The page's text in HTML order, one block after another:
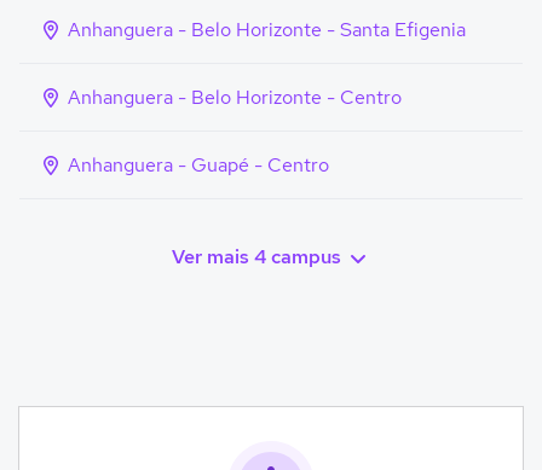
Anhanguera - Belo Horizonte - Santa Efigenia
Anhanguera - Belo Horizonte - Centro
Anhanguera - Guapé - Centro
Ver mais 4 campus